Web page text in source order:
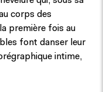
corps des
première fois au
font danser leur
intime,